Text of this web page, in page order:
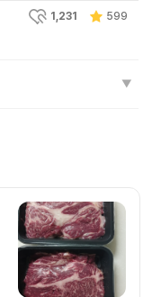
1,231 599
▼